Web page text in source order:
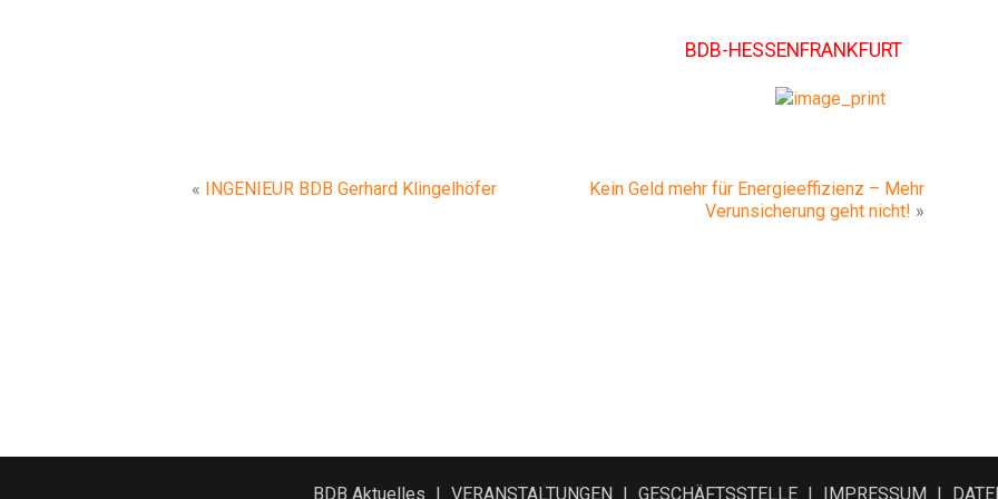
BDB-HESSENFRANKFURT
« INGENIEUR BDB Gerhard Klingelhöfer
Kein Geld mehr für Energieeffizienz – Mehr
Verunsicherung geht nicht! »
BDB Aktuelles VERANSTALTUNGEN GESCHÄFTSSTELLE IMPRESSUM